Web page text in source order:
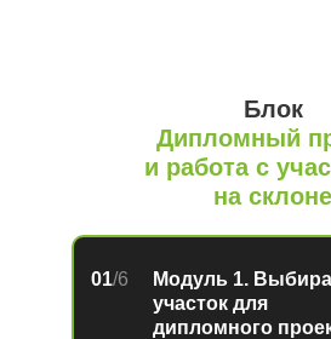
Блок
Дипломный
и работа с
на склоне
Модуль 1.
участок для
дипломного
01/6